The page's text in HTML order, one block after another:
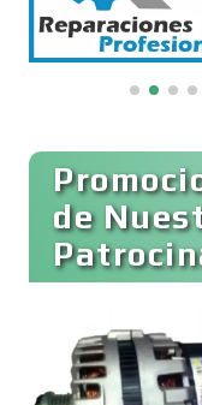
Cafeterías
Cajas de
de